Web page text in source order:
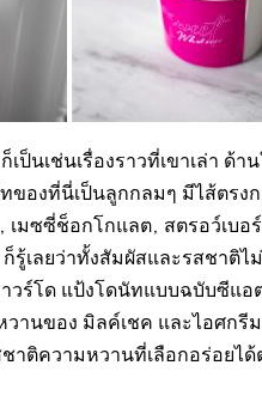
นเช่นเรื่องราวที่เขาเล่า ด้
ของที่นี่เป็นลูกกลมๆ มีไส้ตร
เมซซี่ช็อกโกแลต, สตรอว์เบ
เลยว่าทั้งสัมผัสและรสชาติ
วร์โด แป้งโดนัทแบบฉบับซีแ
นของ มิลค์เชค และไอศกรี
ติความหวานที่เลือกอร่อย